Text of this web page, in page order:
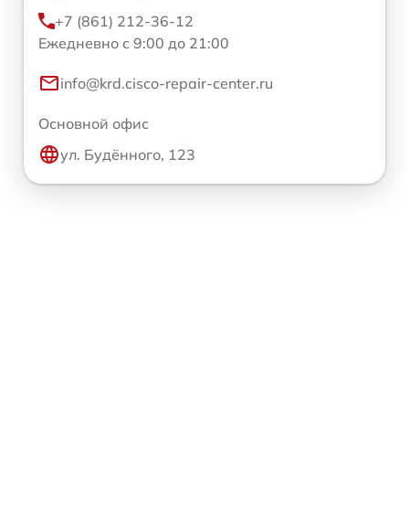
+7 (861) 212-36-12
Ежедневно с 9:00 до 21:00
info@krd.cisco-repair-center.ru
Основной офис
ул. Будённого, 123